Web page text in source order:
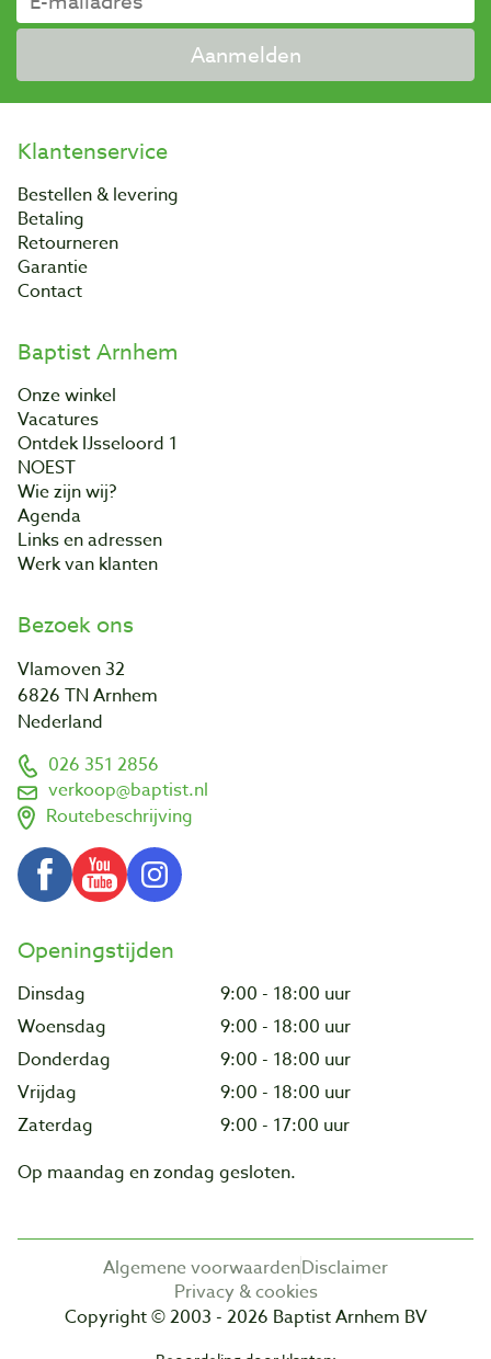
Aanmelden
Klantenservice
Bestellen & levering
Betaling
Retourneren
Garantie
Contact
Baptist Arnhem
Onze winkel
Vacatures
Ontdek IJsseloord 1
NOEST
Wie zijn wij?
Agenda
Links en adressen
Werk van klanten
Bezoek ons
Vlamoven 32
6826 TN Arnhem
Nederland
026 351 2856
verkoop@baptist.nl
Routebeschrijving
Openingstijden
Dinsdag
9:00 - 18:00 uur
Woensdag
9:00 - 18:00 uur
Donderdag
9:00 - 18:00 uur
Vrijdag
9:00 - 18:00 uur
Zaterdag
9:00 - 17:00 uur
Op maandag en zondag gesloten.
Algemene voorwaardenDisclaimer
Privacy & cookies
Copyright © 2003 - 2026 Baptist Arnhem BV